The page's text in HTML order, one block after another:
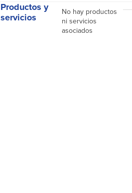
Productos y
servicios
No hay productos
ni servicios
asociados